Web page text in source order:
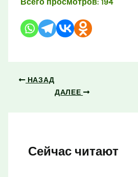
Всего просмотров: 194
НАЗАД
ДАЛЕЕ
Сейчас читают